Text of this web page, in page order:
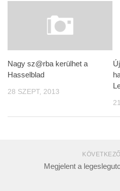
Nagy sz@rba kerülhet a
Hasselblad
28 SZEPT, 2013
Megjelent a